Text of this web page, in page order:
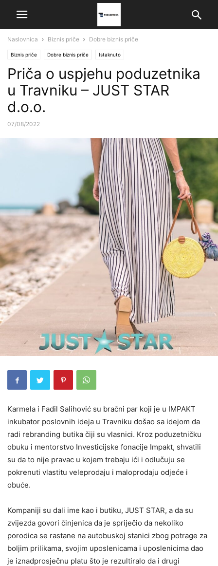
Naslovnica Biznis priče Dobre biznis priče
Biznis priče Dobre biznis priče Istaknuto
Priča o uspjehu poduzetnika
u Travniku – JUST STAR
d.o.o.
07/08/2022
Karmela i Fadil Salihović su bračni par koji je u IMPAKT
inkubator poslovnih ideja u Travniku došao sa idejom da
radi rebranding butika čiji su vlasnici. Kroz poduzetničku
obuku i mentorstvo Investicijske fonacije Impakt, shvatili
su da to nije pravac u kojem trebaju ići i odlučuju se
pokrenuti vlastitu veleprodaju i maloprodaju odjeće i
obuće.
Kompaniji su dali ime kao i butiku, JUST STAR, a da su
zvijezda govori činjenica da je spriječio da nekoliko
porodica se rastane na autobuskoj stanici zbog potrage za
boljim prilikama, svojim uposlenicama i uposlenicima dao
je iznadprosječnu platu što je rezultiralo da i drugi